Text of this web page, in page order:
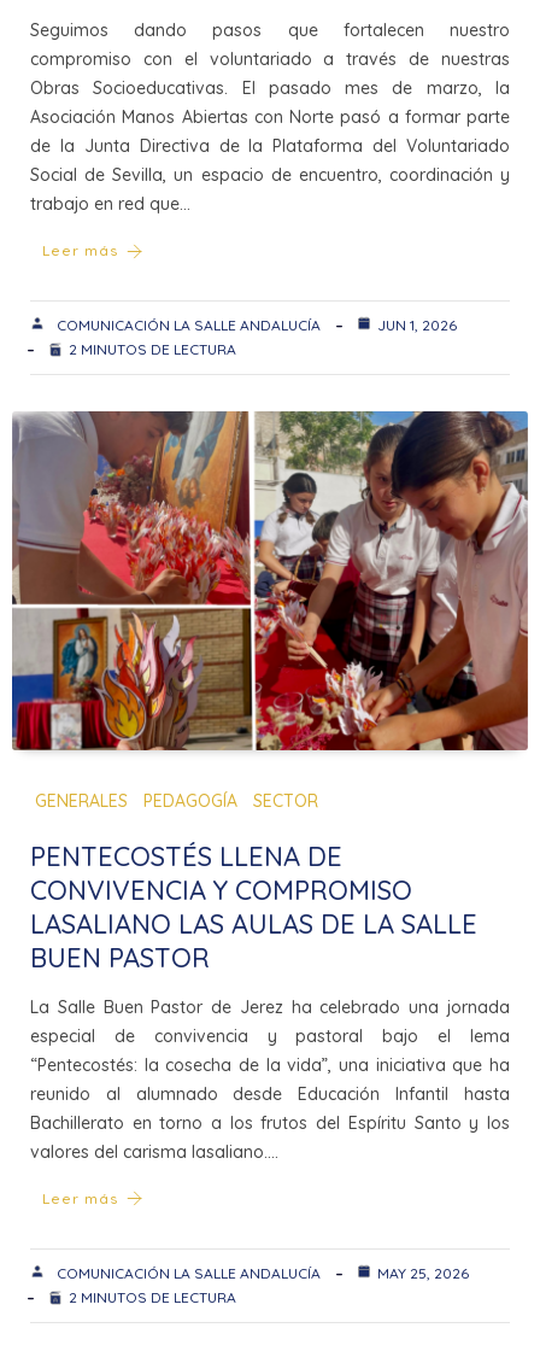
Seguimos dando pasos que fortalecen nuestro
compromiso con el voluntariado a través de nuestras
Obras Socioeducativas. El pasado mes de marzo, la
Asociación Manos Abiertas con Norte pasó a formar parte
de la Junta Directiva de la Plataforma del Voluntariado
Social de Sevilla, un espacio de encuentro, coordinación y
trabajo en red que…
Leer más
COMUNICACIÓN LA SALLE ANDALUCÍA
JUN 1, 2026
2 MINUTOS DE LECTURA
GENERALES PEDAGOGÍA SECTOR
PENTECOSTÉS LLENA DE
CONVIVENCIA Y COMPROMISO
LASALIANO LAS AULAS DE LA SALLE
BUEN PASTOR
La Salle Buen Pastor de Jerez ha celebrado una jornada
especial de convivencia y pastoral bajo el lema
“Pentecostés: la cosecha de la vida”, una iniciativa que ha
reunido al alumnado desde Educación Infantil hasta
Bachillerato en torno a los frutos del Espíritu Santo y los
valores del carisma lasaliano.…
Leer más
COMUNICACIÓN LA SALLE ANDALUCÍA
MAY 25, 2026
2 MINUTOS DE LECTURA